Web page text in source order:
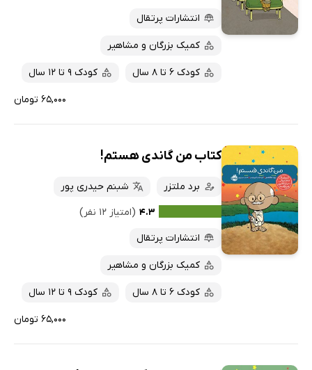
انتشارات پرتقال
کمیک بزرگان و مشاهیر
کودک 6 تا 8 سال کودک 9 تا 12 سال
۶۵,۰۰۰ تومان
کتاب من گاندی هستم!
برد ملتزر
شبنم حیدری پور
۴.۳ (امتیاز ۱۲ نفر)
انتشارات پرتقال
کمیک بزرگان و مشاهیر
کودک 6 تا 8 سال کودک 9 تا 12 سال
۶۵,۰۰۰ تومان